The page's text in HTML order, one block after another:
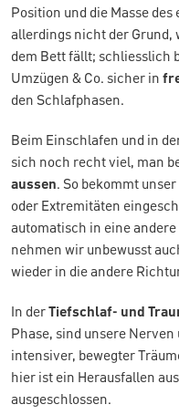
Position und die Masse
allerdings nicht der Grund,
dem Bett fällt; schliesslich
Umzügen & Co. sicher in
den Schlafphasen.
Beim Einschlafen und in
sich noch recht viel, man
aussen. So bekommt
oder Extremitäten
automatisch in eine
nehmen wir unbewusst
wieder in die andere
In derTiefschlaf- und
Phase, sind unsere Nerven
intensiver, bewegter
hier ist ein Herausfallen
ausgeschlossen.